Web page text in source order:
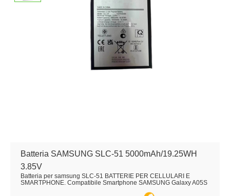
Batteria SAMSUNG SLC-51 5000mAh/19.25WH
3.85V
Batteria per samsung SLC-51 BATTERIE PER CELLULARI E
SMARTPHONE. Compatibile Smartphone SAMSUNG Galaxy A05S